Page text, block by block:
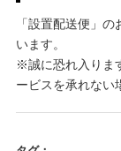
「設置配送便」
います。
※誠に恐れ入りま
ービスを承れない